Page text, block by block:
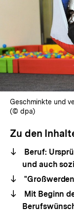
Geschminkte und
(© dpa)
Zu den
Beruf:
und auch
Mit Beginn